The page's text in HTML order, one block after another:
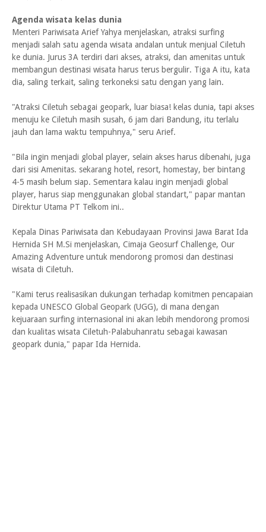
Agenda wisata kelas dunia
Menteri Pariwisata Arief Yahya menjelaskan, atraksi surfing
menjadi salah satu agenda wisata andalan untuk menjual Ciletuh
ke dunia. Jurus 3A terdiri dari akses, atraksi, dan amenitas untuk
membangun destinasi wisata harus terus bergulir. Tiga A itu, kata
dia, saling terkait, saling terkoneksi satu dengan yang lain.
"Atraksi Ciletuh sebagai geopark, luar biasa! kelas dunia, tapi akses
menuju ke Ciletuh masih susah, 6 jam dari Bandung, itu terlalu
jauh dan lama waktu tempuhnya," seru Arief.
"Bila ingin menjadi global player, selain akses harus dibenahi, juga
dari sisi Amenitas. sekarang hotel, resort, homestay, ber bintang
4-5 masih belum siap. Sementara kalau ingin menjadi global
player, harus siap menggunakan global standart," papar mantan
Direktur Utama PT Telkom ini..
Kepala Dinas Pariwisata dan Kebudayaan Provinsi Jawa Barat Ida
Hernida SH M.Si menjelaskan, Cimaja Geosurf Challenge, Our
Amazing Adventure untuk mendorong promosi dan destinasi
wisata di Ciletuh.
"Kami terus realisasikan dukungan terhadap komitmen pencapaian
kepada UNESCO Global Geopark (UGG), di mana dengan
kejuaraan surfing internasional ini akan lebih mendorong promosi
dan kualitas wisata Ciletuh-Palabuhanratu sebagai kawasan
geopark dunia," papar Ida Hernida.